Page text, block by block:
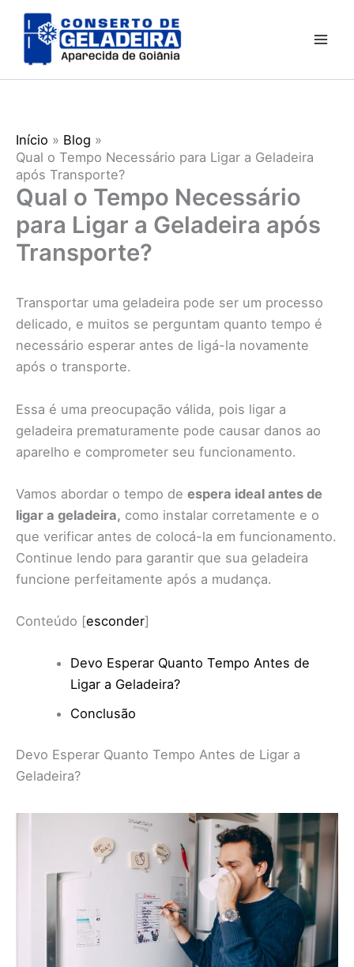
para
Início
Blog
Qual o Tempo Necessário para Ligar a Geladeira
após Transporte?
Qual o Tempo Necessário
para Ligar a Geladeira após
Transporte?
Transportar uma geladeira pode ser um processo
delicado, e muitos se perguntam quanto tempo é
necessário esperar antes de ligá-la novamente
após o transporte.
Essa é uma preocupação válida, pois ligar a
geladeira prematuramente pode causar danos ao
aparelho e comprometer seu funcionamento.
Vamos abordar o tempo de espera ideal antes de
ligar a geladeira, como instalar corretamente e o
que verificar antes de colocá-la em funcionamento.
Continue lendo para garantir que sua geladeira
funcione perfeitamente após a mudança.
Conteúdo [esconder]
Devo Esperar Quanto Tempo Antes de
Ligar a Geladeira?
Conclusão
Devo Esperar Quanto Tempo Antes de Ligar a
Geladeira?